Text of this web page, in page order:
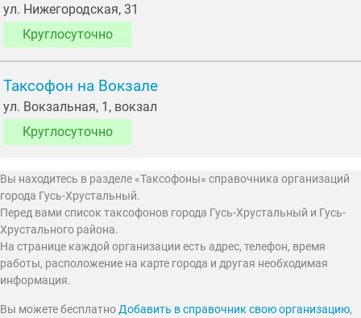
ул. Нижегородская, 31
Круглосуточно
Таксофон на Вокзале
ул. Вокзальная, 1, вокзал
Круглосуточно
Вы находитесь в разделе «Таксофоны» справочника организаций
города Гусь-Хрустальный.
Перед вами список таксофонов города Гусь-Хрустальный и Гусь-
Хрустального района.
На странице каждой организации есть адрес, телефон, время
работы, расположение на карте города и другая необходимая
информация.
Вы можете бесплатноДобавить в справочник свою организацию,